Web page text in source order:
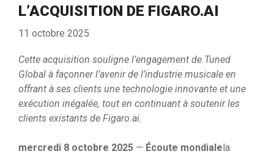
L’ACQUISITION DE FIGARO.AI
11 octobre 2025
Cette acquisition souligne l’engagement de Tuned
Global à façonner l’avenir de l’industrie musicale en
offrant à ses clients une technologie innovante et une
exécution inégalée, tout en continuant à soutenir les
clients existants de Figaro.ai.
mercredi 8 octobre 2025 — Écoute mondialela